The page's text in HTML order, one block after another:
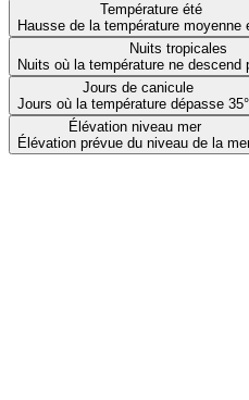
Température été
Hausse de la température moyenne
Nuits tropicales
Nuits où la température ne descend
Jours de canicule
Jours où la température dépasse
Élévation niveau mer
Élévation prévue du niveau de la